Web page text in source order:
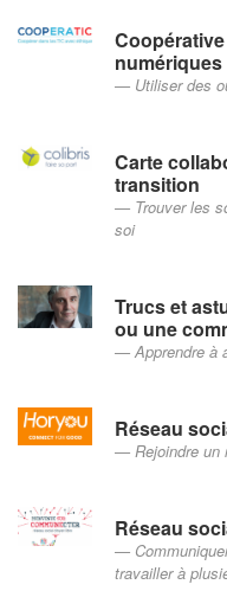
numériques
Utiliser des
Carte
transition
Trouver les
soi
Trucs et
ou une
Apprendre à
Réseau
Rejoindre
Réseau
travailler à